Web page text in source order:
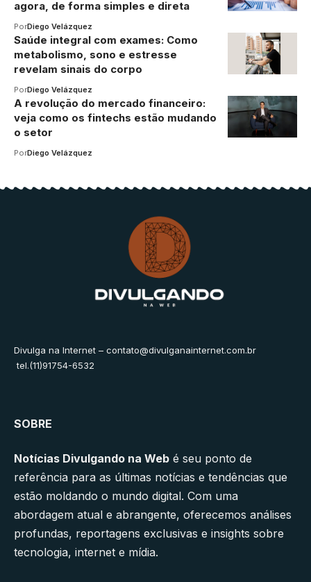
agora, de forma simples e direta
PorDiego Velázquez
Saúde integral com exames: Como
metabolismo, sono e estresse
revelam sinais do corpo
PorDiego Velázquez
A revolução do mercado financeiro:
veja como os fintechs estão mudando
o setor
PorDiego Velázquez
Divulga na Internet – contato@divulganainternet.com.br
tel.(11)91754-6532
SOBRE
Notícias Divulgando na Web é seu ponto de
referência para as últimas notícias e tendências que
estão moldando o mundo digital. Com uma
abordagem atual e abrangente, oferecemos análises
profundas, reportagens exclusivas e insights sobre
tecnologia, internet e mídia.